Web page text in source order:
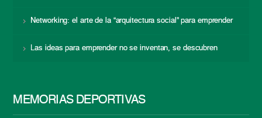
Networking: el arte de la “arquitectura social” para emprender
Las ideas para emprender no se inventan, se descubren
MEMORIAS DEPORTIVAS